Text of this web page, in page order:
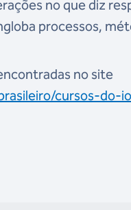
no que diz
processos,
no site
cursos-do-